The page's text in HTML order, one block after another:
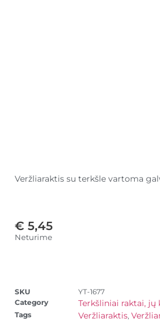
Veržliaraktis su terkšle vartoma
€ 5,45
Neturime
SKU
YT-1677
Category
Terkšliniai raktai,
Tags Veržliaraktis,